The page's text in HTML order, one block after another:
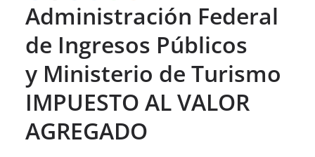
Administración Federal
de Ingresos Públicos
y Ministerio de Turismo
IMPUESTO AL VALOR
AGREGADO